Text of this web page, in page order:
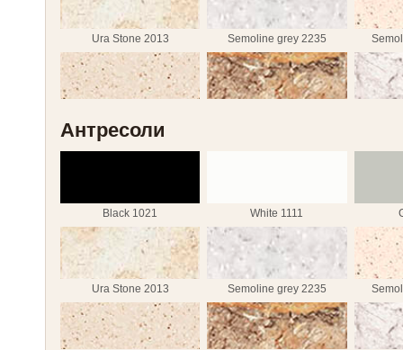
Ura Stone 2013 Semoline grey 2235
Freestyle 5018 Weisshorn 7001
White Marble 7402 Galaxy black 7420
Антресоли
Black 1021 White 1111
Ura Stone 2013 Semoline grey 2235